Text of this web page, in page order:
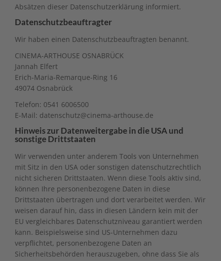
Absätzen dieser Datenschutzerklärung informiert.
Datenschutz­beauftragter
Wir haben einen Datenschutzbeauftragten benannt.
CINEMA-ARTHOUSE OSNABRÜCK
Jannah Elfert
Erich-Maria-Remarque-Ring 16
49074 Osnabrück
Telefon: 0541 6006500
E-Mail: datenschutz@cinema-arthouse.de
Hinweis zur Datenweitergabe in die USA und
sonstige Drittstaaten
Wir verwenden unter anderem Tools von Unternehmen
mit Sitz in den USA oder sonstigen datenschutzrechtlich
nicht sicheren Drittstaaten. Wenn diese Tools aktiv sind,
können Ihre personenbezogene Daten in diese
Drittstaaten übertragen und dort verarbeitet werden. Wir
weisen darauf hin, dass in diesen Ländern kein mit der
EU vergleichbares Datenschutzniveau garantiert werden
kann. Beispielsweise sind US-Unternehmen dazu
verpflichtet, personenbezogene Daten an
Sicherheitsbehörden herauszugeben, ohne dass Sie als